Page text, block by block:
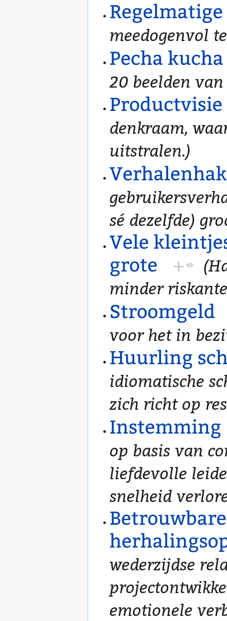
meedogenvol
Pecha kucha
20 beelden
Productvisie
denkraam,
uitstralen.)
sé dezelfde)
Vele
grote
+
minder
Stroomgeld
voor het in
Huurling
idiomatische
zich richt op
Instemming
op basis van
liefdevolle
snelheid
Betrouwbare
wederzijdse
emotionele